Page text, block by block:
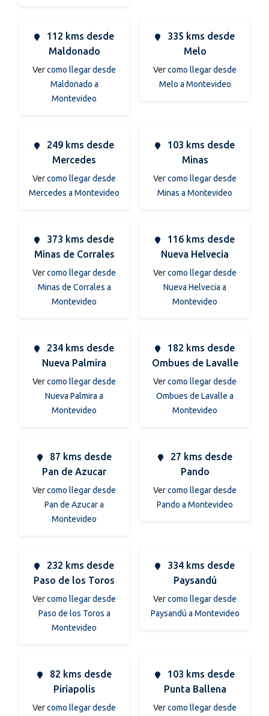
112 kms desde
Maldonado
Vercomo llegar desde
Maldonado a
Montevideo
335 kms desde
Melo
Vercomo llegar desde
Melo a Montevideo
249 kms desde
Mercedes
Vercomo llegar desde
Mercedes a Montevideo
103 kms desde
Minas
Vercomo llegar desde
Minas a Montevideo
373 kms desde
Minas de Corrales
Vercomo llegar desde
Minas de Corrales a
Montevideo
116 kms desde
Nueva Helvecia
Vercomo llegar desde
Nueva Helvecia a
Montevideo
234 kms desde
Nueva Palmira
Vercomo llegar desde
Nueva Palmira a
Montevideo
182 kms desde
Ombues de Lavalle
Vercomo llegar desde
Ombues de Lavalle a
Montevideo
87 kms desde
Pan de Azucar
Vercomo llegar desde
Pan de Azucar a
Montevideo
27 kms desde
Pando
Vercomo llegar desde
Pando a Montevideo
232 kms desde
Paso de los Toros
Vercomo llegar desde
Paso de los Toros a
Montevideo
334 kms desde
Paysandú
Vercomo llegar desde
Paysandú a Montevideo
82 kms desde
Piriapolis
Vercomo llegar desde
103 kms desde
Punta Ballena
Vercomo llegar desde